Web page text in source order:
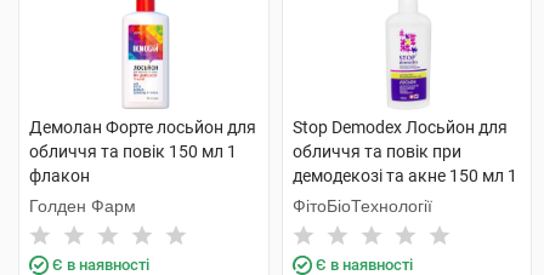
Демолан Форте лосьйон для
обличчя та повік 150 мл 1
флакон
Голден Фарм
Є в наявності
Stop Demodex Лосьйон для
обличчя та повік при
демодекозі та акне 150 мл 1
флакон
ФітоБіоТехнології
Є в наявності